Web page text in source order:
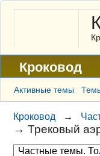
Кроковод
Форум
Архив
ГАЛЕРЕЯ
Активные темы
Кроковод →
→Трековый